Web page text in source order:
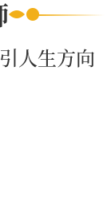
人生方向